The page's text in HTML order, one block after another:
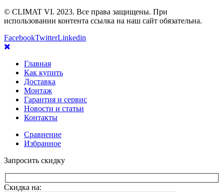
© CLIMAT VI. 2023. Все права защищены. При
использовании контента ссылка на наш сайт обязательна.
FacebookTwitterLinkedin
Главная
Как купить
Доставка
Монтаж
Гарантия и сервис
Новости и статьи
Контакты
Сравнение
Избранное
Запросить скидку
Скидка на: